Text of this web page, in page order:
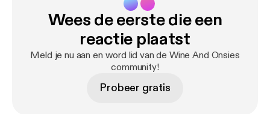
Wees de eerste die een
reactie plaatst
Meld je nu aan en word lid van de Wine And Onsies
community!
Probeer gratis